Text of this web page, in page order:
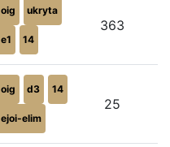
oig ukryta
e1 14
363
oig d3 14
ejoi-elim
25